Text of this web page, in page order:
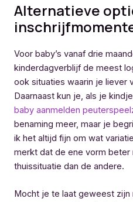
Alternatieve
Voor baby’s vanaf drie
kinderdagverblijf de meest
ook situaties waarin je liever
Daarnaast kun je, als je
baby aanmelden
benaming meer, maar je
ik het altijd fijn om wat
merkt dat de ene vorm
thuissituatie dan de andere.
Mocht je te laat geweest